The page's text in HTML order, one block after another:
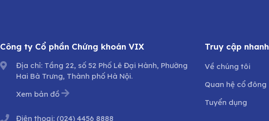
Công ty Cổ phần Chứng khoán VIX
Địa chỉ: Tầng 22, số 52 Phố Lê Đại Hành, Phường
Hai Bà Trưng, Thành phố Hà Nội.
Xem bản đồ
Điện thoại: (024) 4456 8888
Truy cập nhanh
Về chúng tôi
Quan hệ cổ đông
Tuyển dụng